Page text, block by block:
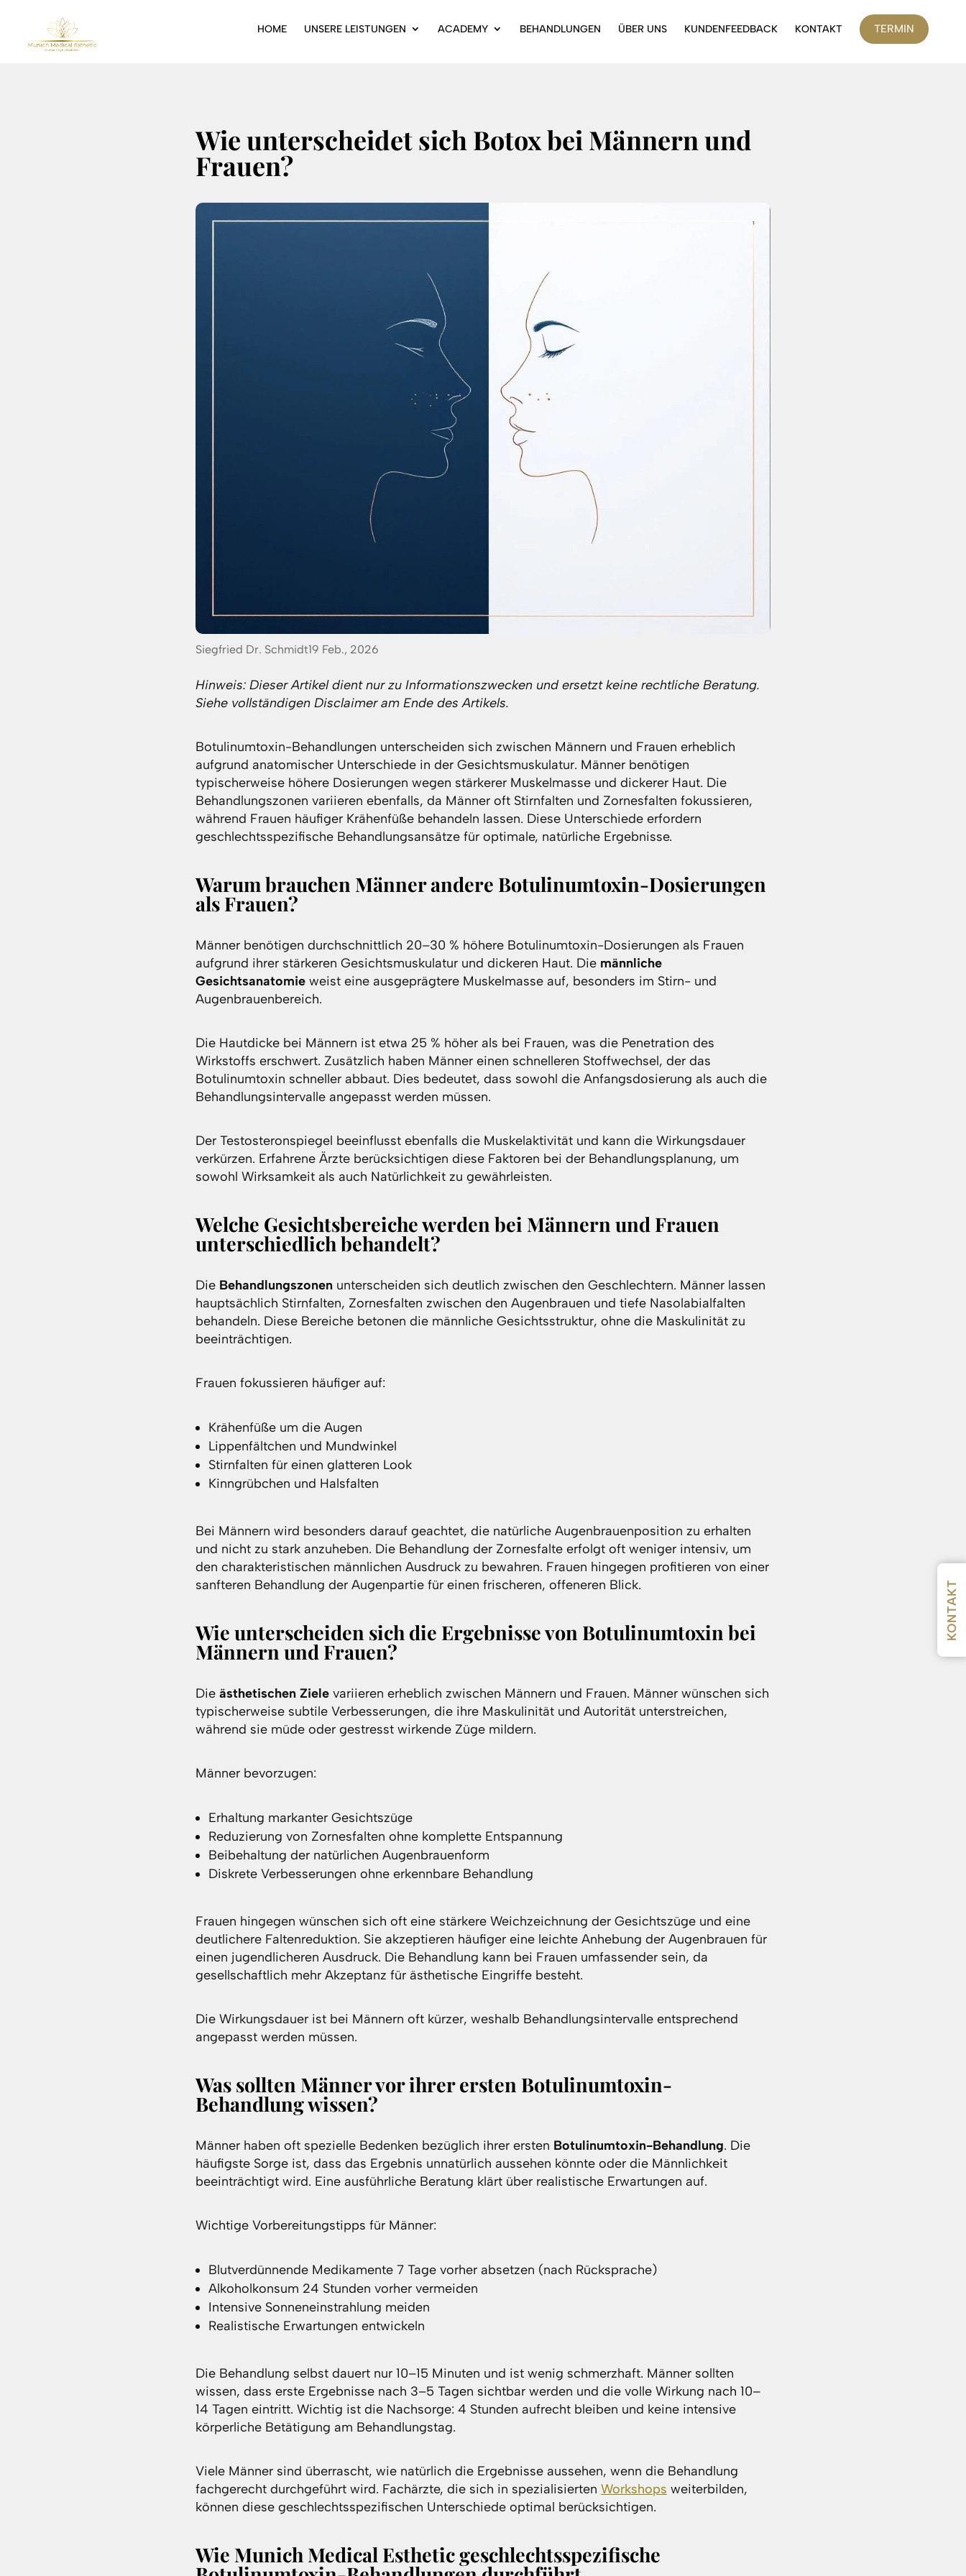
HOME UNSERE LEISTUNGEN ACADEMY BEHANDLUNGEN ÜBER UNS KUNDENFEEDBACK KONTAKT TERMIN
Wie unterscheidet sich Botox bei Männern und
Frauen?
Posted
Siegfried Dr. Schmidt19 Feb., 2026
Hinweis: Dieser Artikel dient nur zu Informationszwecken und ersetzt keine rechtliche Beratung.
Siehe vollständigen Disclaimer am Ende des Artikels.
Botulinumtoxin-Behandlungen unterscheiden sich zwischen Männern und Frauen erheblich
aufgrund anatomischer Unterschiede in der Gesichtsmuskulatur. Männer benötigen
typischerweise höhere Dosierungen wegen stärkerer Muskelmasse und dickerer Haut. Die
Behandlungszonen variieren ebenfalls, da Männer oft Stirnfalten und Zornesfalten fokussieren,
während Frauen häufiger Krähenfüße behandeln lassen. Diese Unterschiede erfordern
geschlechtsspezifische Behandlungsansätze für optimale, natürliche Ergebnisse.
Warum brauchen Männer andere Botulinumtoxin-Dosierungen
als Frauen?
Männer benötigen durchschnittlich 20–30 % höhere Botulinumtoxin-Dosierungen als Frauen
aufgrund ihrer stärkeren Gesichtsmuskulatur und dickeren Haut. Die männliche
Gesichtsanatomie weist eine ausgeprägtere Muskelmasse auf, besonders im Stirn- und
Augenbrauenbereich.
Die Hautdicke bei Männern ist etwa 25 % höher als bei Frauen, was die Penetration des
Wirkstoffs erschwert. Zusätzlich haben Männer einen schnelleren Stoffwechsel, der das
Botulinumtoxin schneller abbaut. Dies bedeutet, dass sowohl die Anfangsdosierung als auch die
Behandlungsintervalle angepasst werden müssen.
Der Testosteronspiegel beeinflusst ebenfalls die Muskelaktivität und kann die Wirkungsdauer
verkürzen. Erfahrene Ärzte berücksichtigen diese Faktoren bei der Behandlungsplanung, um
sowohl Wirksamkeit als auch Natürlichkeit zu gewährleisten.
Welche Gesichtsbereiche werden bei Männern und Frauen
unterschiedlich behandelt?
Die Behandlungszonen unterscheiden sich deutlich zwischen den Geschlechtern. Männer lassen
hauptsächlich Stirnfalten, Zornesfalten zwischen den Augenbrauen und tiefe Nasolabialfalten
behandeln. Diese Bereiche betonen die männliche Gesichtsstruktur, ohne die Maskulinität zu
beeinträchtigen.
Frauen fokussieren häufiger auf:
Krähenfüße um die Augen
Lippenfältchen und Mundwinkel
Stirnfalten für einen glatteren Look
Kinngrübchen und Halsfalten
Bei Männern wird besonders darauf geachtet, die natürliche Augenbrauenposition zu erhalten
und nicht zu stark anzuheben. Die Behandlung der Zornesfalte erfolgt oft weniger intensiv, um
den charakteristischen männlichen Ausdruck zu bewahren. Frauen hingegen profitieren von einer
sanfteren Behandlung der Augenpartie für einen frischeren, offeneren Blick.
Wie unterscheiden sich die Ergebnisse von Botulinumtoxin bei
Männern und Frauen?
Die ästhetischen Ziele variieren erheblich zwischen Männern und Frauen. Männer wünschen sich
typischerweise subtile Verbesserungen, die ihre Maskulinität und Autorität unterstreichen,
während sie müde oder gestresst wirkende Züge mildern.
Männer bevorzugen:
Erhaltung markanter Gesichtszüge
Reduzierung von Zornesfalten ohne komplette Entspannung
Beibehaltung der natürlichen Augenbrauenform
Diskrete Verbesserungen ohne erkennbare Behandlung
Frauen hingegen wünschen sich oft eine stärkere Weichzeichnung der Gesichtszüge und eine
deutlichere Faltenreduktion. Sie akzeptieren häufiger eine leichte Anhebung der Augenbrauen für
einen jugendlicheren Ausdruck. Die Behandlung kann bei Frauen umfassender sein, da
gesellschaftlich mehr Akzeptanz für ästhetische Eingriffe besteht.
Die Wirkungsdauer ist bei Männern oft kürzer, weshalb Behandlungsintervalle entsprechend
angepasst werden müssen.
Was sollten Männer vor ihrer ersten Botulinumtoxin-
Behandlung wissen?
Männer haben oft spezielle Bedenken bezüglich ihrer ersten Botulinumtoxin-Behandlung. Die
häufigste Sorge ist, dass das Ergebnis unnatürlich aussehen könnte oder die Männlichkeit
beeinträchtigt wird. Eine ausführliche Beratung klärt über realistische Erwartungen auf.
Wichtige Vorbereitungstipps für Männer:
Blutverdünnende Medikamente 7 Tage vorher absetzen (nach Rücksprache)
Alkoholkonsum 24 Stunden vorher vermeiden
Intensive Sonneneinstrahlung meiden
Realistische Erwartungen entwickeln
Die Behandlung selbst dauert nur 10–15 Minuten und ist wenig schmerzhaft. Männer sollten
wissen, dass erste Ergebnisse nach 3–5 Tagen sichtbar werden und die volle Wirkung nach 10–
14 Tagen eintritt. Wichtig ist die Nachsorge: 4 Stunden aufrecht bleiben und keine intensive
körperliche Betätigung am Behandlungstag.
Viele Männer sind überrascht, wie natürlich die Ergebnisse aussehen, wenn die Behandlung
fachgerecht durchgeführt wird. Fachärzte, die sich in spezialisierten Workshops weiterbilden,
können diese geschlechtsspezifischen Unterschiede optimal berücksichtigen.
Wie Munich Medical Esthetic geschlechtsspezifische
KONTAKT